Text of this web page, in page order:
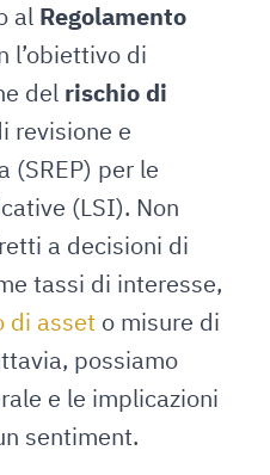
al Regolamento
l’obiettivo di
del rischio di
revisione e
(SREP) per le
(LSI). Non
a decisioni di
tassi di interesse,
di asset o misure di
possiamo
e le implicazioni
sentiment.